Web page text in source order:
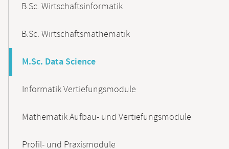
B.Sc. Wirtschaftsinformatik
B.Sc. Wirtschaftsmathematik
M.Sc. Data Science
Informatik Vertiefungsmodule
Mathematik Aufbau- und Vertiefungsmodule
Profil- und Praxismodule